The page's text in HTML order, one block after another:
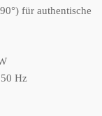
für authentische
Hz